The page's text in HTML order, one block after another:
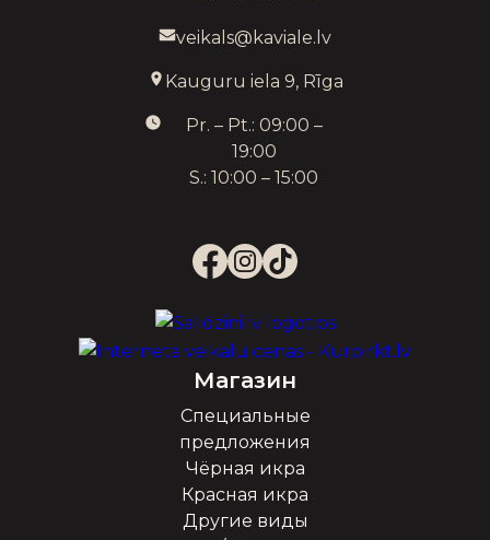
veikals@kaviale.lv
Kauguru iela 9, Rīga
Pr. – Pt.: 09:00 –
19:00
S.: 10:00 – 15:00
Магазин
Специальные
предложения
Чёрная икра
Красная икра
Другие виды